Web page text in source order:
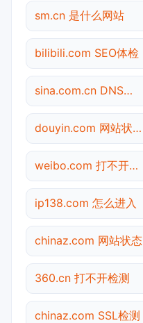
sm.cn 是什么网站
bilibili.com SEO体检
sina.com.cn DNS解析
douyin.com 网站状态
weibo.com 打不开检测
ip138.com 怎么进入
chinaz.com 网站状态
360.cn 打不开检测
chinaz.com SSL检测